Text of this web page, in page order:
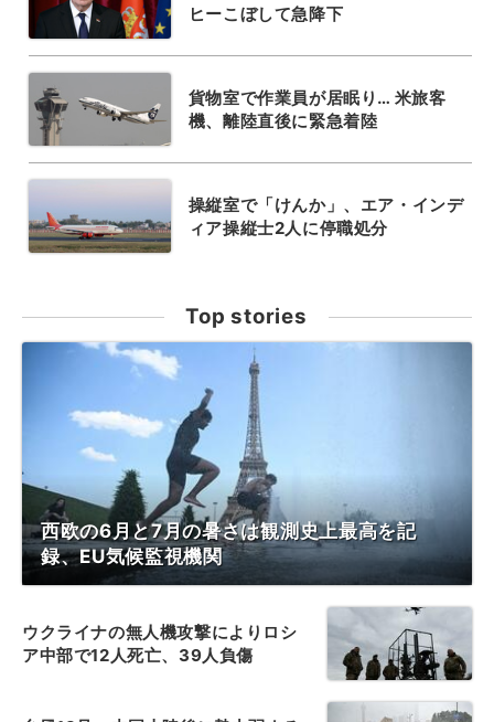
ヒーこぼして急降下
貨物室で作業員が居眠り… 米旅客
機、離陸直後に緊急着陸
操縦室で「けんか」、エア・インデ
ィア操縦士2人に停職処分
Top stories
西欧の6月と7月の暑さは観測史上最高を記
録、EU気候監視機関
ウクライナの無人機攻撃によりロシ
ア中部で12人死亡、39人負傷